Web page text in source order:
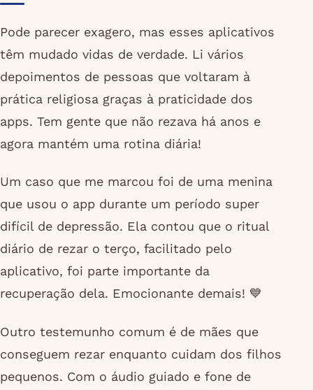
Pode parecer exagero, mas esses aplicativos
têm mudado vidas de verdade. Li vários
depoimentos de pessoas que voltaram à
prática religiosa graças à praticidade dos
apps. Tem gente que não rezava há anos e
agora mantém uma rotina diária!
Um caso que me marcou foi de uma menina
que usou o app durante um período super
difícil de depressão. Ela contou que o ritual
diário de rezar o terço, facilitado pelo
aplicativo, foi parte importante da
recuperação dela. Emocionante demais! 💙
Outro testemunho comum é de mães que
conseguem rezar enquanto cuidam dos filhos
pequenos. Com o áudio guiado e fone de